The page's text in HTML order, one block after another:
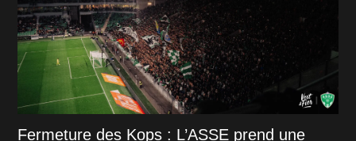
Fermeture des Kops : L’ASSE prend une